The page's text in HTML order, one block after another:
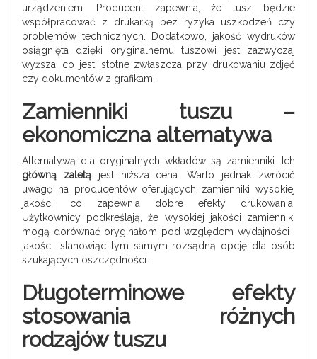
urządzeniem. Producent zapewnia, że tusz będzie
współpracować z drukarką bez ryzyka uszkodzeń czy
problemów technicznych. Dodatkowo, jakość wydruków
osiągnięta dzięki oryginalnemu tuszowi jest zazwyczaj
wyższa, co jest istotne zwłaszcza przy drukowaniu zdjęć
czy dokumentów z grafikami.
Zamienniki tuszu –
ekonomiczna alternatywa
Alternatywą dla oryginalnych wkładów są zamienniki. Ich
główną zaletąjest niższa cena. Warto jednak zwrócić
uwagę na producentów oferujących zamienniki wysokiej
jakości, co zapewnia dobre efekty drukowania.
Użytkownicy podkreślają, że wysokiej jakości zamienniki
mogą dorównać oryginałom pod względem wydajności i
jakości, stanowiąc tym samym rozsądną opcję dla osób
szukających oszczędności.
Długoterminowe efekty
stosowania różnych
rodzajów tuszu